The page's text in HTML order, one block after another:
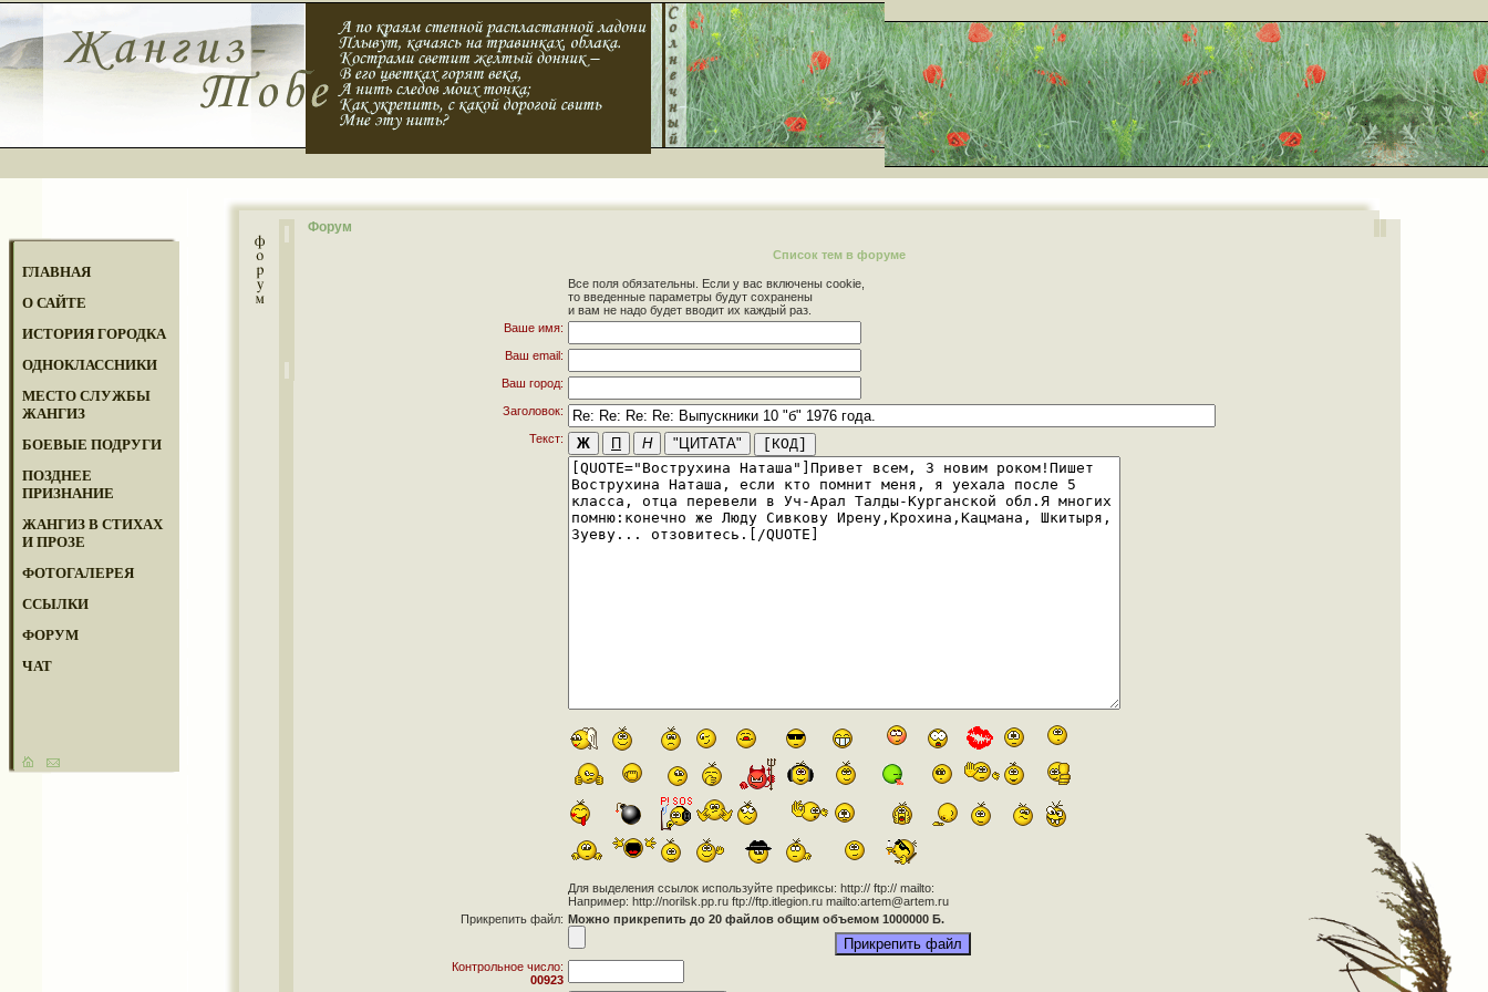
ГЛАВНАЯ
О САЙТЕ
ИСТОРИЯ ГОРОДКА
ОДНОКЛАССНИКИ
МЕСТО СЛУЖБЫ
ЖАНГИЗ
БОЕВЫЕ ПОДРУГИ
ПОЗДНЕЕ
ПРИЗНАНИЕ
ЖАНГИЗ В СТИХАХ
И ПРОЗЕ
ФОТОГАЛЕРЕЯ
ССЫЛКИ
ФОРУМ
ЧАТ
Форум
Список тем в форуме
Все поля обязательны. Если у вас включены cookie,
то введенные параметры будут сохранены
и вам не надо будет вводит их каждый раз.
Ваше имя:
Ваш email:
Ваш город:
Заголовок:
Текст:
Для выделения ссылок используйте префиксы: http:// ftp:// mailto:
Например: http://norilsk.pp.ru ftp://ftp.itlegion.ru mailto:artem@artem.ru
Прикрепить файл: Можно прикрепить до 20 файлов общим объемом 1000000 Б.
Контрольное число:
00923